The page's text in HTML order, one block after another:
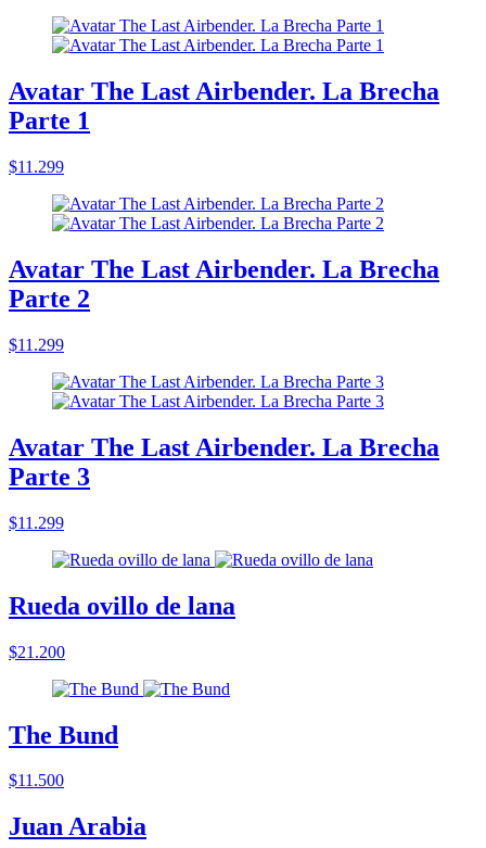
Avatar The Last Airbender. La Brecha
Parte 1
$11.299
Avatar The Last Airbender. La Brecha
Parte 2
$11.299
Avatar The Last Airbender. La Brecha
Parte 3
$11.299
Rueda ovillo de lana
$21.200
The Bund
$11.500
Juan Arabia